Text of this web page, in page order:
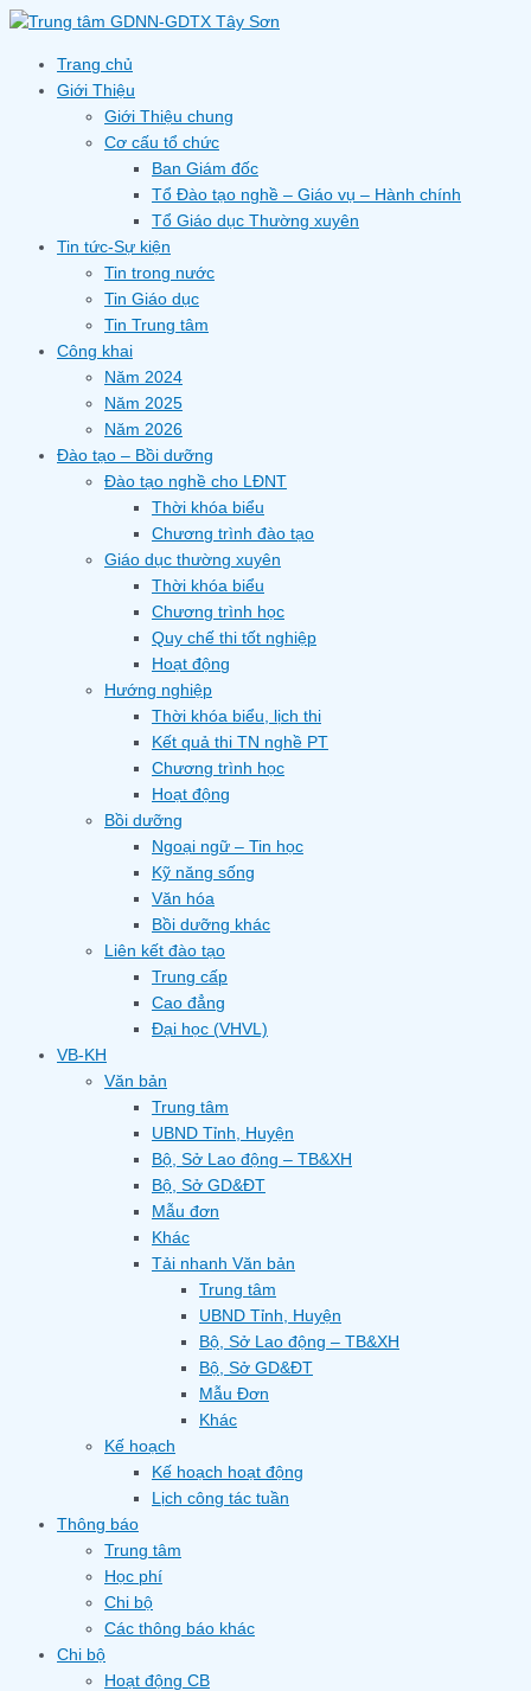
Skip
contentTrang chủ
Giới Thiệu
Giới Thiệu chung
Cơ cấu tổ chức
Ban Giám đốc
Tổ Đào tạo nghề – Giáo vụ – Hành chính
Tổ Giáo dục Thường xuyên
Tin tức-Sự kiện
Tin trong nước
Tin Giáo dục
Tin Trung tâm
Công khai
Năm 2024
Năm 2025
Năm 2026
Đào tạo – Bồi dưỡng
Đào tạo nghề cho LĐNT
Thời khóa biểu
Chương trình đào tạo
Giáo dục thường xuyên
Thời khóa biểu
Chương trình học
Quy chế thi tốt nghiệp
Hoạt động
Hướng nghiệp
Thời khóa biểu, lịch thi
Kết quả thi TN nghề PT
Chương trình học
Hoạt động
Bồi dưỡng
Ngoại ngữ – Tin học
Kỹ năng sống
Văn hóa
Bồi dưỡng khác
Liên kết đào tạo
Trung cấp
Cao đẳng
Đại học (VHVL)
VB-KH
Văn bản
Trung tâm
UBND Tỉnh, Huyện
Bộ, Sở Lao động – TB&XH
Bộ, Sở GD&ĐT
Mẫu đơn
Khác
Tải nhanh Văn bản
Trung tâm
UBND Tỉnh, Huyện
Bộ, Sở Lao động – TB&XH
Bộ, Sở GD&ĐT
Mẫu Đơn
Khác
Kế hoạch
Kế hoạch hoạt động
Lịch công tác tuần
Thông báo
Trung tâm
Học phí
Chi bộ
Các thông báo khác
Chi bộ
Hoạt động CB